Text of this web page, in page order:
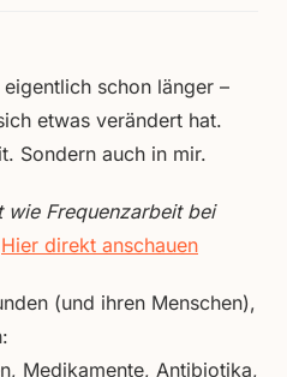
schon länger –
etwas verändert hat.
Sondern auch in mir.
wie Frequenzarbeit bei
Hier direkt anschauen
(und ihren Menschen),
Medikamente, Antibiotika,